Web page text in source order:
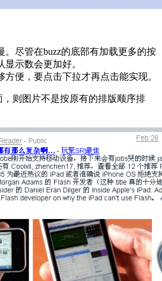
。尽管在buzz的底部有加载更多的按
示数会更加好。
便，要点击下拉才再点击能实现。
则图片不是按原有的排版顺序排